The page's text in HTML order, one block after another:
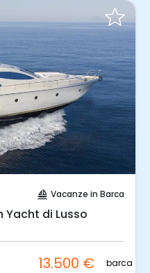
sailing Vacanze in Barca
Yacht di Lusso
13.500 € barca